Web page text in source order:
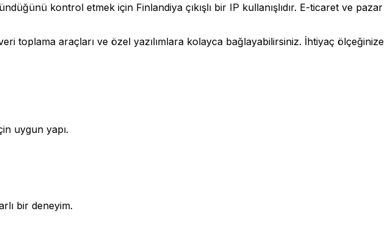
kontrol etmek için Finlandiya çıkışlı bir IP kullanışlıdır. E-ticaret ve pazar
toplama araçları ve özel yazılımlara kolayca bağlayabilirsiniz. İhtiyaç ölçeğinize
uygun yapı.
bir deneyim.